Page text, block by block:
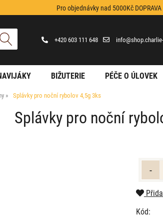
Pro objednávky nad 5000Kč DOPRAVA
+420 603 111 648
BIŽUTERIE PÉČE O ÚLOVEK
Splávky pro noční rybolov 4,5g 3ks
Splávky pro noční
Kód: